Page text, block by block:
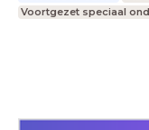
Voortgezet speciaal